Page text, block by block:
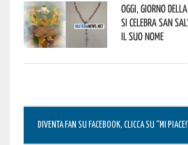
Oggi, giorno
si celebra San
il suo nome
DIVENTA FAN SU FACEBOOK, CLICCA SU “MI